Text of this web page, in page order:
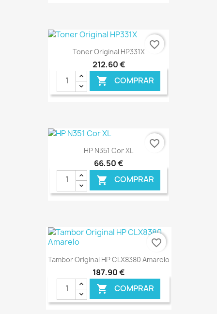
€ ONLINE
Toner Original HP331X
212,60 €
 COMPRAR
€ ONLINE
favorite_border
HP N351 Cor XL
66,50 €
 COMPRAR
€ ONLINE
favorite_border
Tambor Original HP CLX8380 Amarelo
187,90 €
 COMPRAR
favorite_border